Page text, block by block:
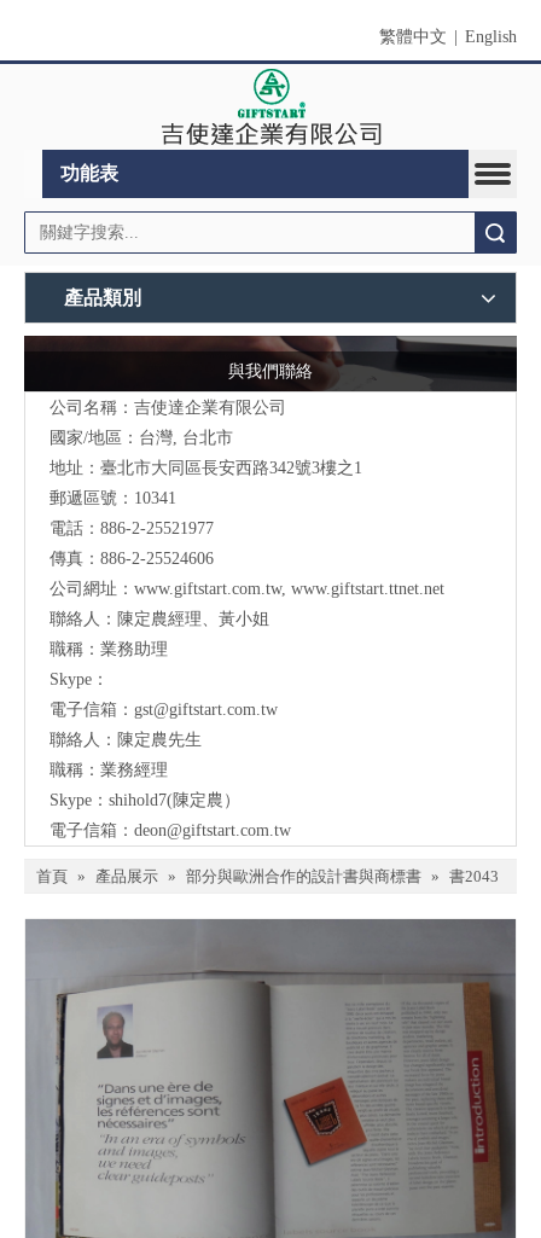
繁體中文 English
功能表
產品類別
與我們聯絡
公司名稱：吉使達企業有限公司
國家/地區：台灣, 台北市
地址：臺北市大同區長安西路342號3樓之1
郵遞區號：10341
電話：886-2-25521977
傳真：886-2-25524606
公司網址： www.giftstart.com.tw, www.giftstart.ttnet.net
聯絡人：陳定農經理、黃小姐
職稱：業務助理
Skype：
電子信箱： gst@giftstart.com.tw
聯絡人：陳定農先生
職稱：業務經理
Skype：shihold7(陳定農）
電子信箱： deon@giftstart.com.tw
首頁 » 產品展示 » 部分與歐洲合作的設計書與商標書 » 書2043